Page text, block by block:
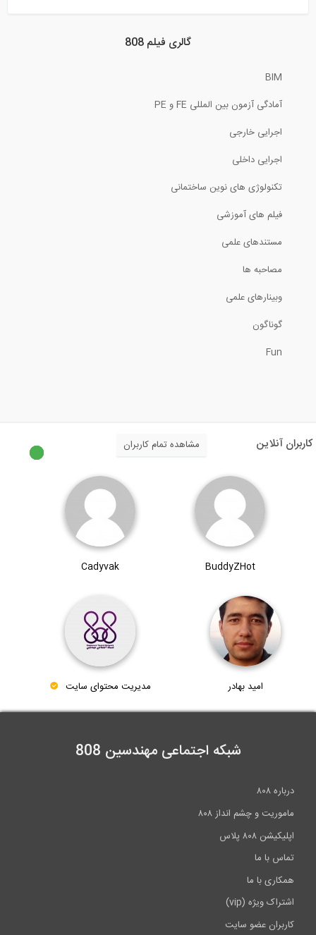
مدل سازی فضای خارجی ساختمان
مدل بیم (ترجمه و دوبله اختصاصی موسسه...
بخشی از فیلم کنترل دستی واژگونی
کاربرد نرم افزار Visicon برای مهندسان...
گالری فیلم 808
BIM
آمادگی آزمون بین المللی FE و PE
اجرایی خارجی
اجرایی داخلی
تکنولوژی های نوین ساختمانی
فیلم های آموزشی
مستندهای علمی
مصاحبه ها
وبینارهای علمی
گوناگون
Fun
کاربران آنلاین مشاهده تمام کاربران
BuddyZHot
Cadyvak
امید بهادر مدیریت محتوای سایت
شبکه اجتماعی مهندسین 808
درباره ۸۰۸
ماموریت و چشم انداز ۸۰۸
اپلیکیشن ۸۰۸ پلاس
تماس با ما
همکاری با ما
اشتراک ویژه (vip)
کاربران عضو سایت